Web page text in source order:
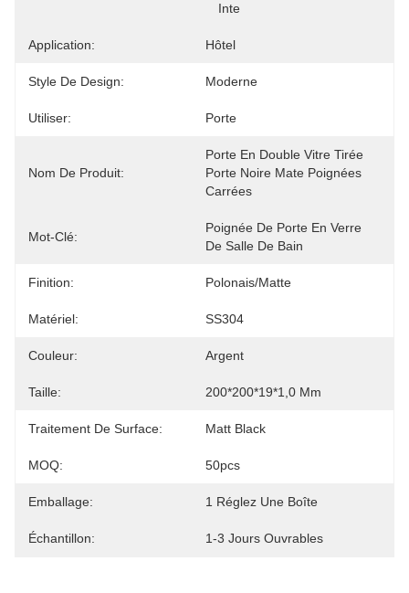
Inte
Application: Hôtel
Style De Design: Moderne
Utiliser: Porte
Nom De Produit:
Porte En Double Vitre Tirée
Porte Noire Mate Poignées
Carrées
Mot-Clé:
Poignée De Porte En Verre
De Salle De Bain
Finition: Polonais/matte
Matériel: SS304
Couleur: Argent
Taille: 200*200*19*1,0 Mm
Traitement De Surface: Matt Black
MOQ: 50pcs
Emballage: 1 Réglez Une Boîte
Échantillon: 1-3 Jours Ouvrables